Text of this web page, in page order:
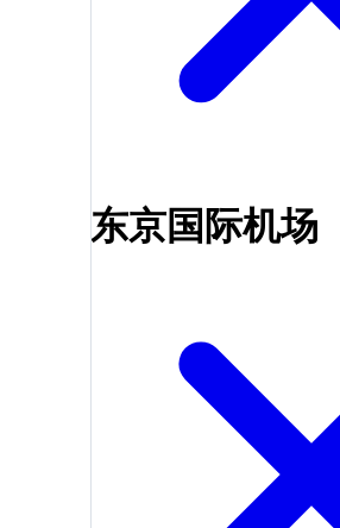
东京国际机场